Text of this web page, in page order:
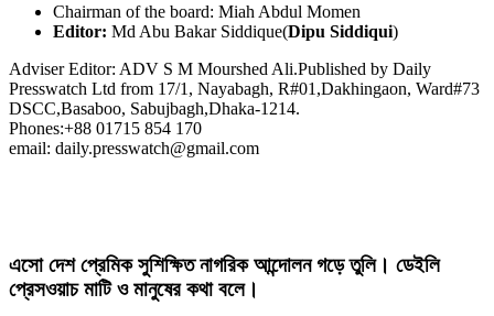
Chairman of the board: Miah Abdul Momen
Editor: Md Abu Bakar Siddique(Dipu Siddiqui)
Adviser Editor: ADV S M Mourshed Ali.Published by Daily
Presswatch Ltd from 17/1, Nayabagh, R#01,Dakhingaon, Ward#73
DSCC,Basaboo, Sabujbagh,Dhaka-1214.
Phones:+88 01715 854 170
email: daily.presswatch@gmail.com
এসো দেশ প্রেমিক সুশিক্ষিত নাগরিক আন্দোলন গড়ে তুলি। ডেইলি
প্রেসওয়াচ মাটি ও মানুষের কথা বলে।